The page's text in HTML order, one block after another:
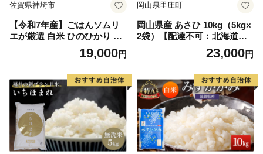
佐賀県神埼市
【令和7年産】ごはんソムリ
エが厳選 白米 ひのひかり 10
米 10kg 5kg×2 ひのひかり ブ
164)
19,000円
岡山県里庄町
岡山県産 あさひ 10kg（5kg×
2袋）【配達不可：北海道・
沖縄・離島】 米 お米 白米 こ
23,000円